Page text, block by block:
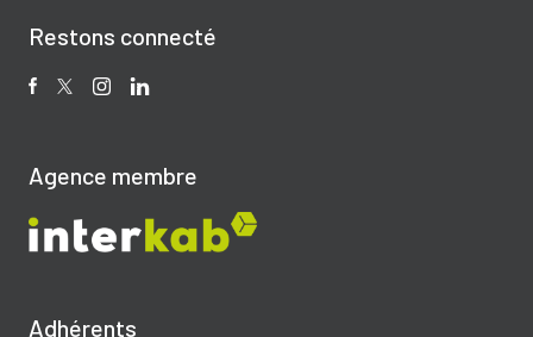
Restons connecté
Agence membre
Adhérents